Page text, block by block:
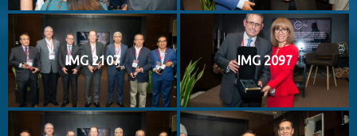
IMG 2107 IMG 2097